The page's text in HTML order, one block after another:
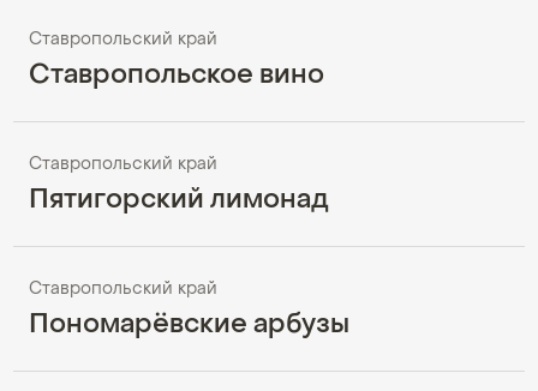
Ставропольский край
Ставропольское вино
Ставропольский край
Пятигорский лимонад
Ставропольский край
Пономарёвские арбузы